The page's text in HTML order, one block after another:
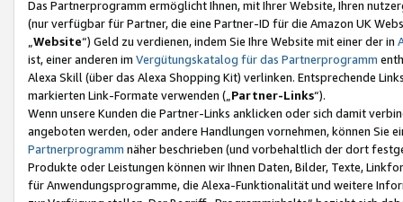
Das Partnerprogramm ermöglicht Ihnen, mit Ihrer Website, Ihren
(nur verfügbar für Partner, die eine Partner-ID für die Amazon UK
Website“) Geld zu verdienen, indem Sie Ihre Website mit einer der in
ist, einer anderen im Vergütungskatalog für das Partnerprogramm
Alexa Skill (über das Alexa Shopping Kit) verlinken. Entsprechende
markierten Link-Formate verwenden („ Partner-Links“).
Wenn unsere Kunden die Partner-Links anklicken oder sich damit
angeboten werden, oder andere Handlungen vornehmen, können Sie
Partnerprogramm näher beschrieben (und vorbehaltlich der dort
Produkte oder Leistungen können wir Ihnen Daten, Bilder, Texte,
für Anwendungsprogramme, die Alexa-Funktionalität und weitere